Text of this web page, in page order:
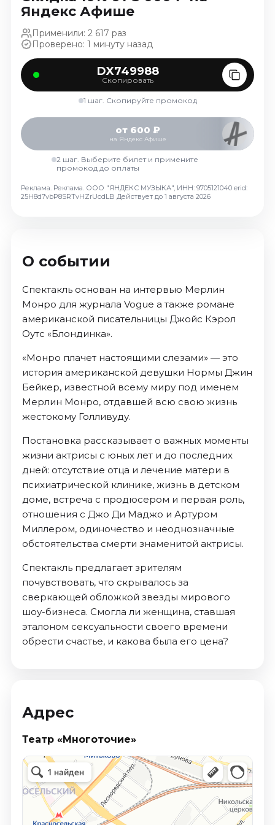
Октябрь 2026
Спорт
Август 2026
Сентябрь 2026
Октябрь 2026
Август 2026
Сентябрь 2026
Октябрь 2026
Декабрь 2026
Яндекс Афише
Применили: 2 617 раз
Проверено: 1 минуту назад
DX749988
Скопировать
1 шаг. Скопируйте промокод
от 600 ₽
на Яндекс Афише
2 шаг. Выберите билет и примените
промокод до оплаты
Реклама. Реклама. ООО "ЯНДЕКС МУЗЫКА", ИНН: 9705121040 erid:
25H8d7vbP8SRTvHZrUcdLB Действует до 1 августа 2026
О событии
Спектакль основан на интервью Мерлин
Монро для журнала Vogue а также романе
американской писательницы Джойс Кэрол
Оутс «Блондинка».
«Монро плачет настоящими слезами» — это
история американской девушки Нормы Джин
Бейкер, известной всему миру под именем
Мерлин Монро, отдавшей всю свою жизнь
жестокому Голливуду.
Постановка рассказывает о важных моменты
жизни актрисы с юных лет и до последних
дней: отсутствие отца и лечение матери в
психиатрической клинике, жизнь в детском
доме, встреча с продюсером и первая роль,
отношения с Джо Ди Маджо и Артуром
Миллером, одиночество и неоднозначные
обстоятельства смерти знаменитой актрисы.
Спектакль предлагает зрителям
почувствовать, что скрывалось за
сверкающей обложкой звезды мирового
шоу-бизнеса. Смогла ли женщина, ставшая
эталоном сексуальности своего времени
обрести счастье, и какова была его цена?
Адрес
Театр «Многоточие»